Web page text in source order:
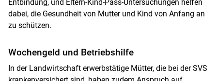
Entbindung, und Eltern-Kind-Pass-Untersuchungen helfen
dabei, die Gesundheit von Mutter und Kind von Anfang an
zu schützen.
Wochengeld und Betriebshilfe
In der Landwirtschaft erwerbstätige Mütter, die bei der SVS